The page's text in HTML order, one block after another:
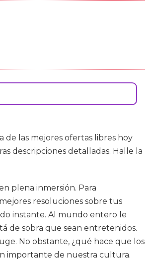
de las mejores ofertas libres hoy
descripciones detalladas. Halle la
plena inmersión. Para
resoluciones sobre tus
instante. Al mundo entero le
de sobra que sean entretenidos.
No obstante, ¿qué hace que los
importante de nuestra cultura.